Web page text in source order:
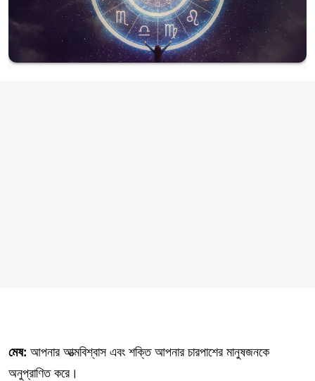
মেষ: আপনার আত্মবিশ্বাস এবং শক্তি আপনার চারপাশের মানুষজনকে
অনুপ্রাণিত করে।